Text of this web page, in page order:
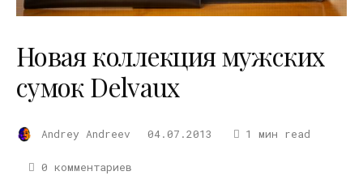
Новая коллекция мужских
сумок Delvaux
Andrey Andreev 04.07.2013 1 мин read
0 комментариев